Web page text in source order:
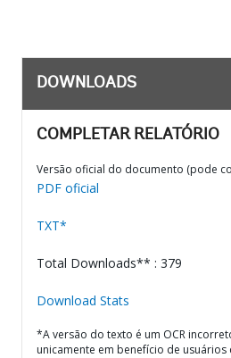
DOWNLOADS
COMPLETAR RELATÓRIO
Versão oficial do documento (pode
PDF oficial
TXT*
Total Downloads** : 379
Download Stats
*A versão do texto é um OCR
unicamente em benefício de